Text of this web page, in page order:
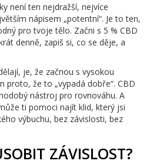
není ten nejdražší, nejvíce
nápisem „potentní“. Je to ten,
pro tvoje tělo. Začni s 5 % CBD
denně, zapiš si, co se děje, a
je, že začnou s vysokou
proto, že to „vypadá dobře“. CBD
nástroj pro rovnováhu. A
ti pomoci najít klid, který jsi
výbuchu, bez závislosti, bez
ZÁVISLOST?